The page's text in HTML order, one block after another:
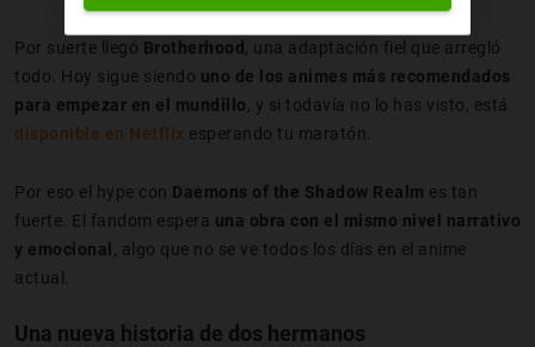
Por suerte llegó Brotherhood
, una adaptación fiel que arregló
todo. Hoy sigue siendo uno de los animes más recomendados
para empezar en el mundillo , y si todavía no lo has visto, está
disponible en Netflix esperando tu maratón.
Por eso el hype con Daemons of the Shadow Realm es tan
fuerte. El fandom espera una obra con el mismo nivel narrativo
y emocional
, algo que no se ve todos los días en el anime
actual.
Una nueva historia de dos hermanos